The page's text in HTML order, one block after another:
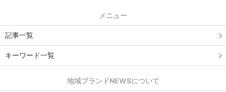
メニュー
記事一覧
キーワード一覧
地域ブランドNEWSについて